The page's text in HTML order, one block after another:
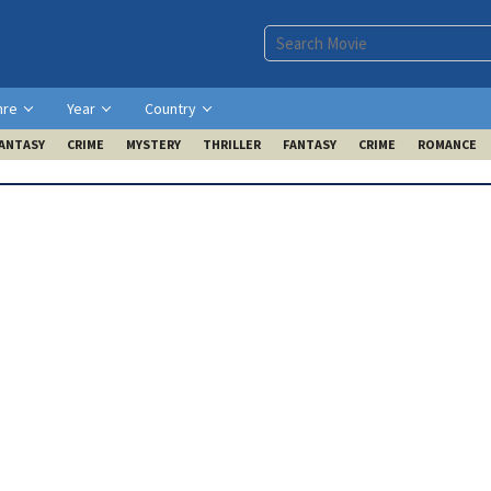
Year Country
CRIME MYSTERY THRILLER FANTASY CRIME ROMANCE